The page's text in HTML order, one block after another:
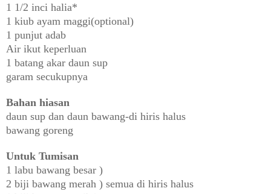
1 1/2 inci halia*
1 kiub ayam maggi(optional)
1 punjut adab
Air ikut keperluan
1 batang akar daun sup
garam secukupnya
Bahan hiasan
daun sup dan daun bawang-di hiris halus
bawang goreng
Untuk Tumisan
1 labu bawang besar )
2 biji bawang merah ) semua di hiris halus